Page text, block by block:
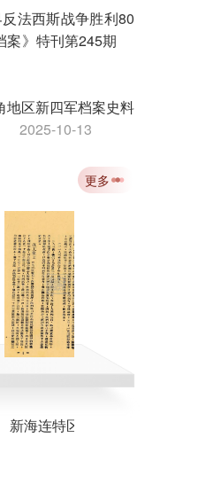
法西斯战争胜利80
案》特刊第245期
区新四军档案史料
2025-10-13
赤胆忠魂|《江苏档
这里起飞|《江苏档
法西斯战争胜利80
2025-10-13
更多
新海连特区首...